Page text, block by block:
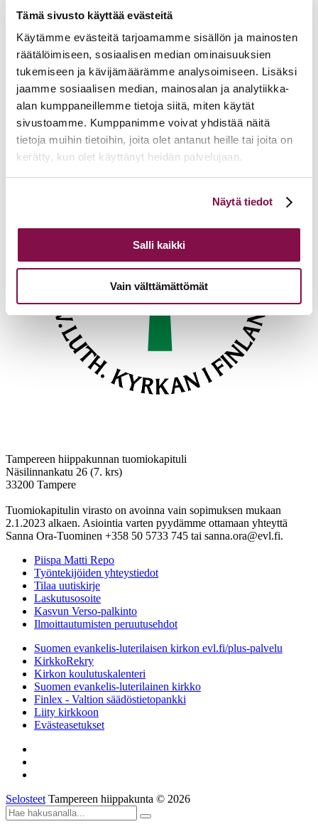
Tämä sivusto käyttää evästeitä
Käytämme evästeitä tarjoamamme sisällön ja mainosten
räätälöimiseen, sosiaalisen median ominaisuuksien
tukemiseen ja kävijämäärämme analysoimiseen. Lisäksi
jaamme sosiaalisen median, mainosalan ja analytiikka-
alan kumppaneillemme tietoja siitä, miten käytät
sivustoamme. Kumppanimme voivat yhdistää näitä
tietoja muihin tietoihin, joita olet antanut heille tai joita on
kerätty, kun olet käyttänyt heidän palvelujaan.
linkistä.
Näytä tiedot
Salli kaikki
Vain välttämättömät
Tulevia tapahtumia
Tuomiokapitulin istunto 19.08.2026
Ikkunoita kristilliseen spiritualiteettiin: Matkakumppanuuden päivä
runojen, taiteen ja luonnon äärellä 25.08.2026
Toimistoväen verkostotapaaminen
08.09.2026
Takaisin tapahtumiin
Tampereen hiippakunnan tuomiokapituli
Näsilinnankatu 26 (7. krs)
33200 Tampere
Tuomiokapitulin virasto on avoinna vain sopimuksen mukaan
2.1.2023 alkaen. Asiointia varten pyydämme ottamaan yhteyttä
Sanna Ora-Tuominen +358 50 5733 745 tai sanna.ora@evl.fi.
Piispa Matti Repo
Työntekijöiden yhteystiedot
Tilaa uutiskirje
Laskutusosoite
Kasvun Verso-palkinto
Ilmoittautumisten peruutusehdot
Suomen evankelis-luterilaisen kirkon evl.fi/plus-palvelu
KirkkoRekry
Kirkon koulutuskalenteri
Suomen evankelis-luterilainen kirkko
Finlex - Valtion säädöstietopankki
Liity kirkkoon
Evästeasetukset
Selosteet Tampereen hiippakunta © 2026